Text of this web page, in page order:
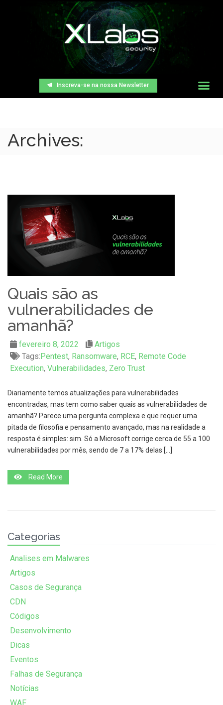
Inscreva-se na nossa Newsletter
Archives:
Quais são as
vulnerabilidades de
amanhã?
fevereiro 8, 2022
Artigos
Tags: Pentest, Ransomware, RCE, Remote Code
Execution, Vulnerabilidades, Zero Trust
Diariamente temos atualizações para vulnerabilidades
encontradas, mas tem como saber quais as vulnerabilidades de
amanhã? Parece uma pergunta complexa e que requer uma
pitada de filosofia e pensamento avançado, mas na realidade a
resposta é simples: sim. Só a Microsoft corrige cerca de 55 a 100
vulnerabilidades por mês, sendo de 7 a 17% delas […]
Read More
Categorias
Analises em Malwares
Artigos
Casos de Segurança
CDN
Códigos
Desenvolvimento
Dicas
Eventos
Falhas de Segurança
Notícias
WAF